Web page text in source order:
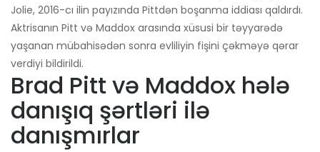
Jolie, 2016-cı ilin payızında Pittdən boşanma iddiası qaldırdı.
Aktrisanın Pitt və Maddox arasında xüsusi bir təyyarədə
yaşanan mübahisədən sonra evliliyin fişini çəkməyə qərar
verdiyi bildirildi.
Brad Pitt və Maddox hələ
danışıq şərtləri ilə
danışmırlar